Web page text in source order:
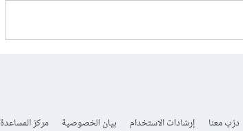
درّب معنا إرشادات الاستخدام بيان الخصوصية مركز المساعدة